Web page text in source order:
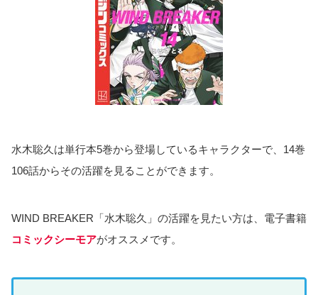
水木聡久は単行本5巻から登場しているキャラクターで、14巻
106話からその活躍を見ることができます。
WIND BREAKER「水木聡久」の活躍を見たい方は、電子書籍
コミックシーモアがオススメです。